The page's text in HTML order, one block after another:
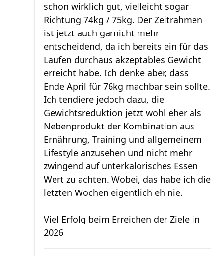
schon wirklich gut, vielleicht sogar
Richtung 74kg / 75kg. Der Zeitrahmen
ist jetzt auch garnicht mehr
entscheidend, da ich bereits ein für das
Laufen durchaus akzeptables Gewicht
erreicht habe. Ich denke aber, dass
Ende April für 76kg machbar sein sollte.
Ich tendiere jedoch dazu, die
Gewichtsreduktion jetzt wohl eher als
Nebenprodukt der Kombination aus
Ernährung, Training und allgemeinem
Lifestyle anzusehen und nicht mehr
zwingend auf unterkalorisches Essen
Wert zu achten. Wobei, das habe ich die
letzten Wochen eigentlich eh nie.
Viel Erfolg beim Erreichen der Ziele in
2026